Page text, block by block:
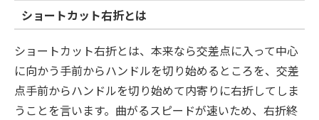
ショートカット右折とは
ショートカット右折とは、本来なら交差点に入って中心
に向かう手前からハンドルを切り始めるところを、交差
点手前からハンドルを切り始めて内寄りに右折してしま
うことを言います。曲がるスピードが速いため、右折終